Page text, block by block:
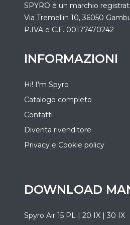
SPYRO è un marchio
Via Tremellin 10, 36050
P.IVA e C.F. 00177470242
INFORMAZIONI
Hi! I'm Spyro
Catalogo completo
Contatti
Diventa rivenditore
Privacy e Cookie policy
DOWNLOAD
Spyro Air 15 PL | 20 IX | 30 IX